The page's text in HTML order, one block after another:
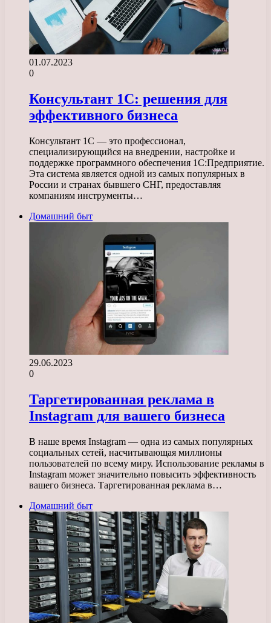
01.07.2023
0
Консультант 1С: решения для
эффективного бизнеса
Консультант 1С — это профессионал,
специализирующийся на внедрении, настройке и
поддержке программного обеспечения 1C:Предприятие.
Эта система является одной из самых популярных в
России и странах бывшего СНГ, предоставляя
компаниям инструменты…
Домашний быт
29.06.2023
0
Таргетированная реклама в
Instagram для вашего бизнеса
В наше время Instagram — одна из самых популярных
социальных сетей, насчитывающая миллионы
пользователей по всему миру. Использование рекламы в
Instagram может значительно повысить эффективность
вашего бизнеса. Таргетированная реклама в…
Домашний быт